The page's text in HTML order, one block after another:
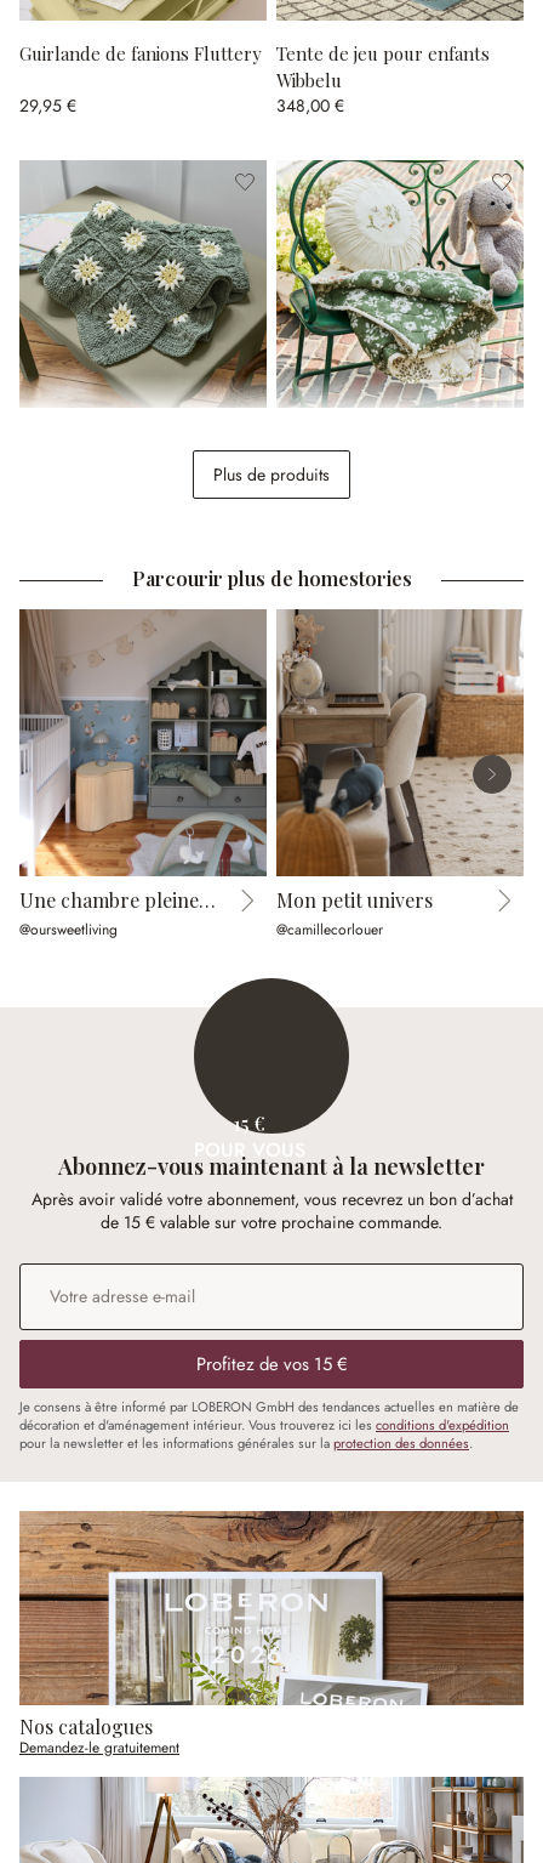
Guirlande de fanions Fluttery
29,95 €
Tente de jeu pour enfants
Wibbelu
348,00 €
98,95 €
Plus de produits
Parcourir plus de homestories
Une chambre pleine de douceur
@oursweetliving
Mon petit univers
@camillecorlouer
15 €
POUR VOUS
Abonnez-vous maintenant à la newsletter
Après avoir validé votre abonnement, vous recevrez un bon d’achat
de 15 € valable sur votre prochaine commande.
Adresse e-mail
Profitez de vos 15 €
Je consens à être informé par LOBERON GmbH des tendances actuelles en matière de
décoration et d'aménagement intérieur. Vous trouverez ici les conditions d'expédition
pour la newsletter et les informations générales sur laprotection des données.
Nos catalogues
Demandez-le gratuitement